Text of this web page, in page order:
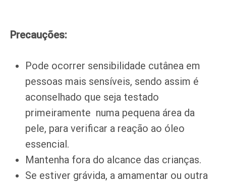
Precauções:
Pode ocorrer sensibilidade cutânea em
pessoas mais sensíveis, sendo assim é
aconselhado que seja testado
primeiramente numa pequena área da
pele, para verificar a reação ao óleo
essencial.
Mantenha fora do alcance das crianças.
Se estiver grávida, a amamentar ou outra